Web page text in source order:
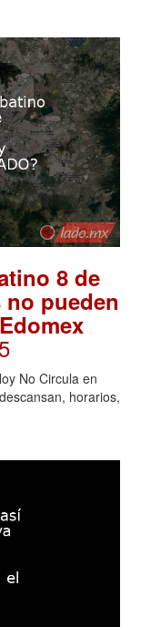
8 de
pueden
No Circula en
horarios,